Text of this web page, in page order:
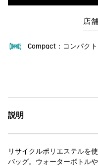
店
Compact：コンパクト
説明
リサイクルポリエステルを
バッグ。ウォーターボトル